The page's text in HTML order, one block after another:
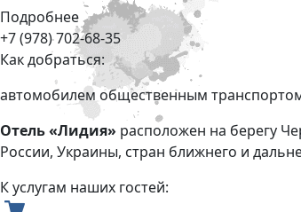
Подробнее
+7 (978) 702-68-35
Как добраться:
автомобилем общественным
Отель «Лидия» расположен на берегу
России, Украины, cтран ближнего и
К услугам наших гостей: